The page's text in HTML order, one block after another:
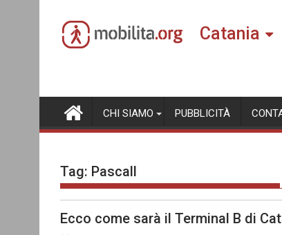
content
Catania
CHI SIAMO PUBBLICITÀ
Tag: Pascall
Ecco come sarà il Terminal B di